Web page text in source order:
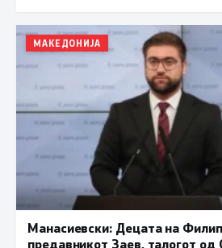
МАКЕДОНИЈА
Манасиевски: Децата на
предавникот Заев, талогот